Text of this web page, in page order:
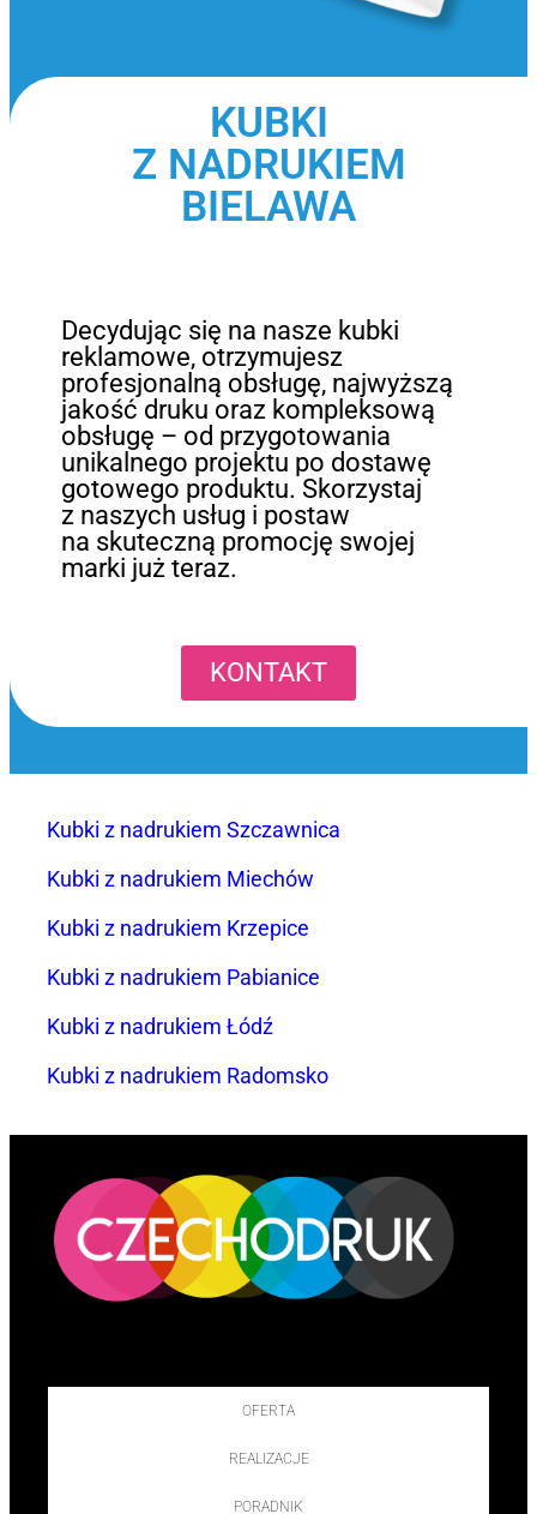
KUBKI
Z NADRUKIEM
BIELAWA
Decydując się na nasze kubki
reklamowe, otrzymujesz
profesjonalną obsługę, najwyższą
jakość druku oraz kompleksową
obsługę – od przygotowania
unikalnego projektu po dostawę
gotowego produktu. Skorzystaj
z naszych usług i postaw
na skuteczną promocję swojej
marki już teraz.
KONTAKT
Kubki z nadrukiem Szczawnica
Kubki z nadrukiem Miechów
Kubki z nadrukiem Krzepice
Kubki z nadrukiem Pabianice
Kubki z nadrukiem Łódź
Kubki z nadrukiem Radomsko
OFERTA
REALIZACJE
PORADNIK